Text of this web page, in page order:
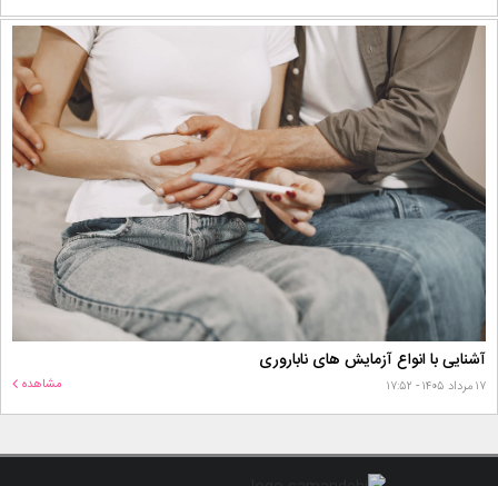
آشنایی با انواع آزمایش های ناباروری
۱۷ مرداد ۱۴۰۵ - ۱۷:۵۲ مشاهده